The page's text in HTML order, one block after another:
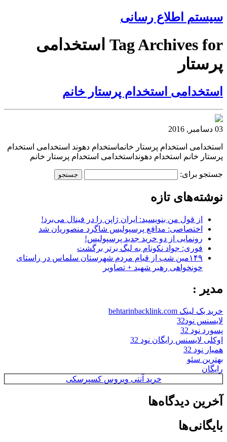
سیستم اطلاع رسانی
Tag Archives for استخدامی
پرستار
استخدامی استخدام پرستار خانم
03 دسامبر, 2016
استخدامی استخدام پرستار خانماستخدام دهوند استخدامی استخدام
پرستار خانم استخدام دهونداستخدامی استخدام پرستار خانم
جستجو برای:
نوشته‌های تازه
از قول من بنویسید: ایران ژاپن را در فینال می‌برد!
اختصاصی: مدافع پرسپولیس شاگرد منصوریان شد
رونمایی از دو خرید جدید پرسپولیس!
فوری: جواد نکونام به لیگ برتر برگشت
۱۴۹مین شب از قیام مردم شهرستان سلماس در راستای
خونخواهی رهبر شهید + تصاویر
مدیر :
خرید بک لینک behtarinbacklink.com
لایسنس نود32
پسورد نود 32
اوکلی لایسنس رایگان نود 32
همیار نود 32
بهترین سئو
رایگان
خرید آنتی ویروس کسپرسکی
آخرین دیدگاه‌ها
بایگانی‌ها